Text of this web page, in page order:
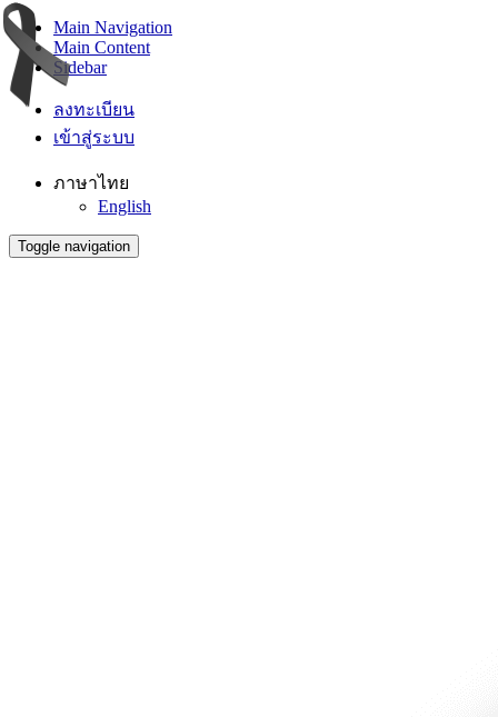
Main Navigation
Main Content
Sidebar
ลงทะเบียน
เข้าสู่ระบบ
ภาษาไทย
English
Toggle navigation